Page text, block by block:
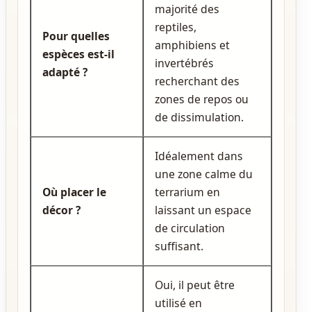
Pour quelles
espèces est‑il
adapté ?
majorité des
reptiles,
amphibiens et
invertébrés
recherchant des
zones de repos ou
de dissimulation.
Où placer le
décor ?
Idéalement dans
une zone calme du
terrarium en
laissant un espace
de circulation
suffisant.
Oui, il peut être
utilisé en